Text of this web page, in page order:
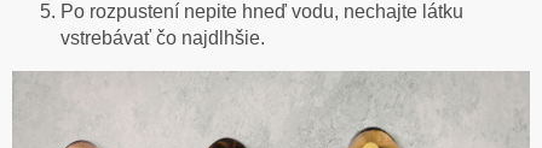
Po rozpustení nepite hneď vodu, nechajte látku
vstrebávať čo najdlhšie.